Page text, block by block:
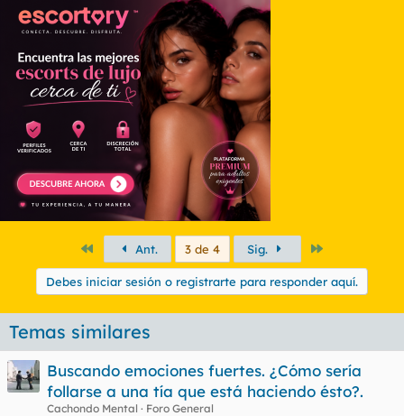
PrimeroAnt. 3 de 4 Sig.
Debes iniciar sesión o registrarte para responder aquí.
Temas similares
Buscando emociones fuertes. ¿Cómo sería
follarse a una tía que está haciendo ésto?.
Cachondo Mental
Foro General